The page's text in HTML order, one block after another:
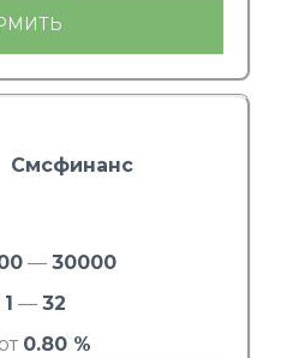
Смсфинанс
— 30000
1 — 32
0.80 %